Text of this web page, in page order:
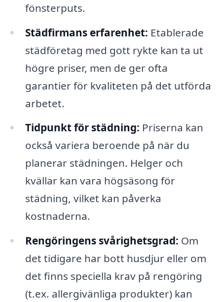
fönsterputs.
Städfirmans erfarenhet: Etablerade
städföretag med gott rykte kan ta ut
högre priser, men de ger ofta
garantier för kvaliteten på det utförda
arbetet.
Tidpunkt för städning: Priserna kan
också variera beroende på när du
planerar städningen. Helger och
kvällar kan vara högsäsong för
städning, vilket kan påverka
kostnaderna.
Rengöringens svårighetsgrad: Om
det tidigare har bott husdjur eller om
det finns speciella krav på rengöring
(t.ex. allergivänliga produkter) kan